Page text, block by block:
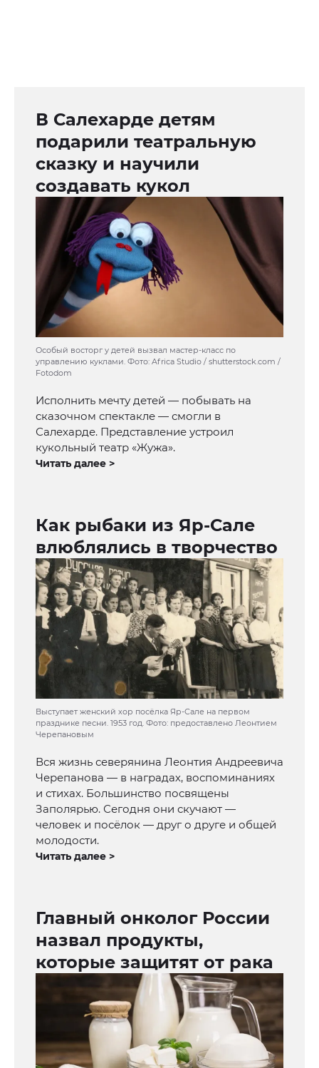
В Салехарде детям
подарили театральную
сказку и научили
создавать кукол
Особый восторг у детей вызвал мастер-класс по
управлению куклами. Фото: Africa Studio / shutterstock.com /
Fotodom
Исполнить мечту детей — побывать на
сказочном спектакле — смогли в
Салехарде. Представление устроил
кукольный театр «Жужа».
Читать далее >
Как рыбаки из Яр-Сале
влюблялись в творчество
Выступает женский хор посёлка Яр-Сале на первом
празднике песни. 1953 год. Фото: предоставлено Леонтием
Черепановым
Вся жизнь северянина Леонтия Андреевича
Черепанова — в наградах, воспоминаниях
и стихах. Большинство посвящены
Заполярью. Сегодня они скучают —
человек и посёлок — друг о друге и общей
молодости.
Читать далее >
Главный онколог России
назвал продукты,
которые защитят от рака